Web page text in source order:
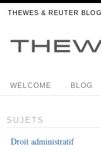
THEWES & REUTER BLOG
WELCOME BLOG
SUJETS
Droit administratif